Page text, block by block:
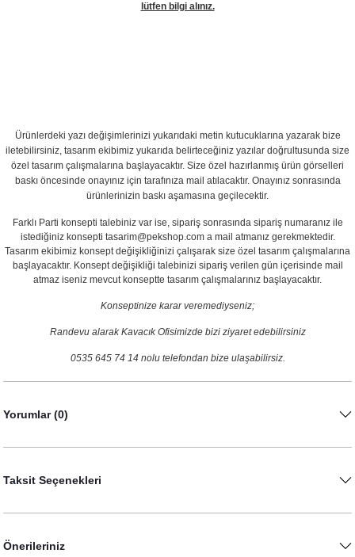
lütfen bilgi alınız.
Ürünlerdeki yazı değişimlerinizi yukarıdaki metin kutucuklarına yazarak bize
iletebilirsiniz, tasarım ekibimiz yukarıda belirteceğiniz yazılar doğrultusunda size
özel tasarım çalışmalarına başlayacaktır. Size özel hazırlanmış ürün görselleri
baskı öncesinde onayınız için tarafınıza mail atılacaktır. Onayınız sonrasında
ürünlerinizin baskı aşamasına geçilecektir.
Farklı Parti konsepti talebiniz var ise, sipariş sonrasında sipariş numaranız ile
istediğiniz konsepti tasarim@pekshop.com a mail atmanız gerekmektedir.
Tasarım ekibimiz konsept değişikliğinizi çalışarak size özel tasarım çalışmalarına
başlayacaktır. Konsept değişikliği talebinizi sipariş verilen gün içerisinde mail
atmaz iseniz mevcut konseptte tasarım çalışmalarınız başlayacaktır.
Konseptinize karar veremediyseniz;
Randevu alarak Kavacık Ofisimizde bizi ziyaret edebilirsiniz
0535 645 74 14 nolu telefondan bize ulaşabilirsiz.
Yorumlar (0)
Taksit Seçenekleri
Önerileriniz